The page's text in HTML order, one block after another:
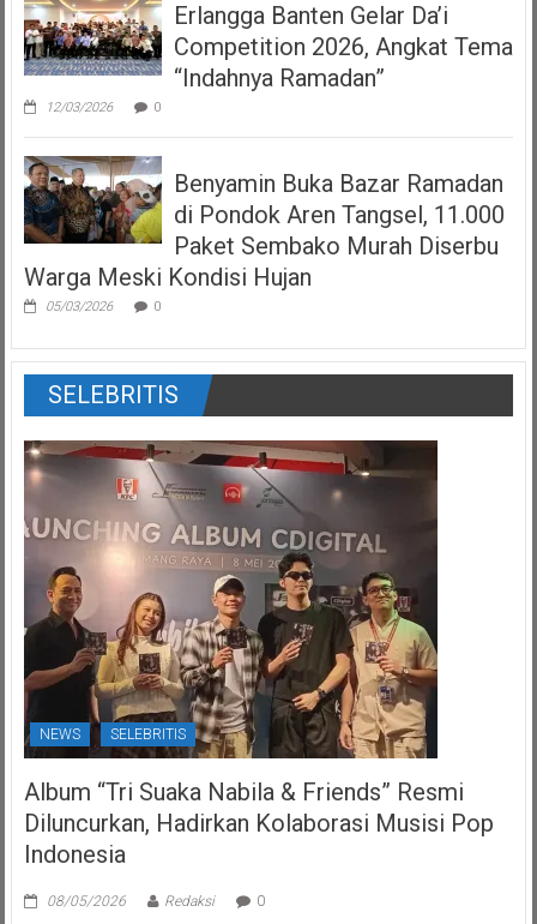
Erlangga Banten Gelar Da’i
Competition 2026, Angkat Tema
“Indahnya Ramadan”
12/03/2026 0
Benyamin Buka Bazar Ramadan
di Pondok Aren Tangsel, 11.000
Paket Sembako Murah Diserbu
Warga Meski Kondisi Hujan
05/03/2026 0
SELEBRITIS
NEWS SELEBRITIS
Album “Tri Suaka Nabila & Friends” Resmi
Diluncurkan, Hadirkan Kolaborasi Musisi Pop
Indonesia
08/05/2026 Redaksi 0